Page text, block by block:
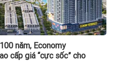
năm, Economy
cấp giá “cực sốc” cho